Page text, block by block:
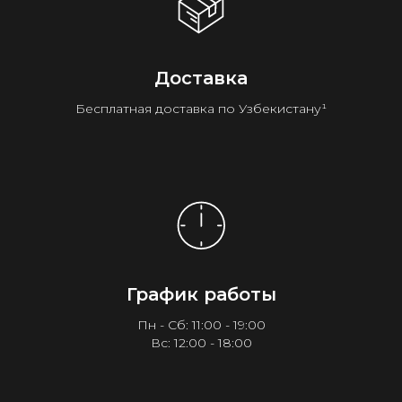
Доставка
Бесплатная доставка по Узбекистану¹
График работы
Пн - Сб: 11:00 - 19:00
Вс: 12:00 - 18:00